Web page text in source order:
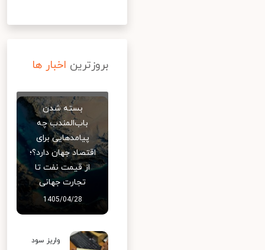
بروزترین اخبار ها
بسته شدن
باب‌المندب چه
پیامدهایی برای
اقتصاد جهان دارد؟؛
از قیمت نفت تا
تجارت جهانی
1405/04/28
واریز سود